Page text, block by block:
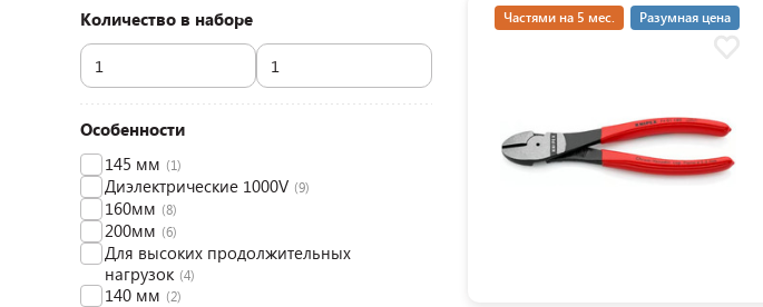
Количество в наборе
Особенности
145 мм (1)
Диэлектрические 1000V (9)
160мм (8)
200мм (6)
Для высоких продолжительных
нагрузок (4)
140 мм (2)
Частями на 5 мес. Разумная цена